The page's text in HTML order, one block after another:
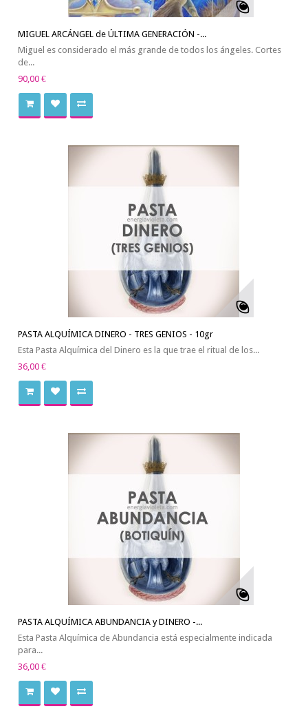
MIGUEL ARCÁNGEL de ÚLTIMA GENERACIÓN -...
Miguel es considerado el más grande de todos los ángeles. Cortes
de...
90,00 €
PASTA ALQUÍMICA DINERO - TRES GENIOS - 10gr
Esta Pasta Alquímica del Dinero es la que trae el ritual de los...
36,00 €
PASTA ALQUÍMICA ABUNDANCIA y DINERO -...
Esta Pasta Alquímica de Abundancia está especialmente indicada
para...
36,00 €